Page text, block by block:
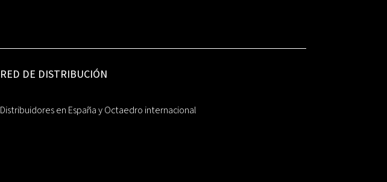
RED DE DISTRIBUCIÓN
Distribuidores en España y Octaedro internacional